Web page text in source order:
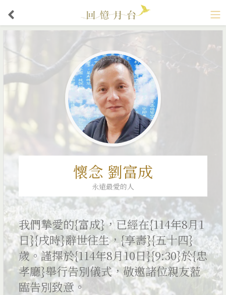
懷念 劉富成
永遠最愛的人
我們摯愛的{富成}，已經在{114年8月1
日}{戌時}辭世往生，{享壽}{五十四}
歲。謹擇於{114年8月10日}{9:30}於{忠
孝廳}舉行告別儀式，敬邀諸位親友蒞
臨告別致意。